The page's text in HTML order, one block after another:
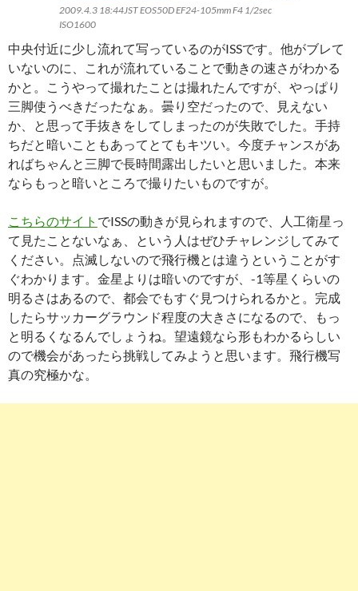
2009.4.3 18:44JST EOS50D EF24-105mm F4 1/2sec
ISO1600
中央付近に少し流れて写っているのがISSです。他がブレて
いないのに、これが流れていることで動きの速さがわかる
かと。こうやって撮れたことは撮れたんですが、やっぱり
三脚使うべきだったなぁ。曇り空だったので、見えない
か、と思って手抜きをしてしまったのが失敗でした。手持
ちだと暗いこともあってとてもキツい。今度チャンスがあ
ればちゃんと三脚で長時間露出したいと思いました。本来
ならもっと暗いところで撮りたいものですが。
こちらのサイト でISSの動きが見られますので、人工衛星っ
て見たことないなぁ、という人はぜひチャレンジしてみて
ください。点滅しないので飛行機とは違うということがす
ぐわかります。金星よりは暗いのですが、-1等星くらいの
明るさはあるので、都会でもすぐ見つけられるかと。完成
したらサッカーグラウンド程度の大きさになるので、もっ
と明るくなるんでしょうね。望遠鏡なら形もわかるらしい
ので機会があったら挑戦してみようと思います。飛行機写
真の究極かな。